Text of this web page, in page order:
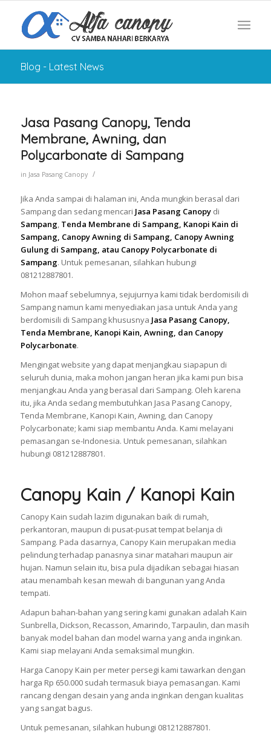
Blog - Latest News
Jasa Pasang Canopy, Tenda
Membrane, Awning, dan
Polycarbonate di Sampang
in Jasa Pasang Canopy /
Jika Anda sampai di halaman ini, Anda mungkin berasal dari
Sampang dan sedang mencari Jasa Pasang Canopy di
Sampang, Tenda Membrane di Sampang, Kanopi Kain di
Sampang, Canopy Awning di Sampang, Canopy Awning
Gulung di Sampang, atau Canopy Polycarbonate di
Sampang. Untuk pemesanan, silahkan hubungi
081212887801.
Mohon maaf sebelumnya, sejujurnya kami tidak berdomisili di
Sampang namun kami menyediakan jasa untuk Anda yang
berdomisili di Sampang khususnya Jasa Pasang Canopy,
Tenda Membrane, Kanopi Kain, Awning, dan Canopy
Polycarbonate.
Mengingat website yang dapat menjangkau siapapun di
seluruh dunia, maka mohon jangan heran jika kami pun bisa
menjangkau Anda yang berasal dari Sampang. Oleh karena
itu, jika Anda sedang membutuhkan Jasa Pasang Canopy,
Tenda Membrane, Kanopi Kain, Awning, dan Canopy
Polycarbonate; kami siap membantu Anda. Kami melayani
pemasangan se-Indonesia. Untuk pemesanan, silahkan
hubungi 081212887801.
Canopy Kain / Kanopi Kain
Canopy Kain sudah lazim digunakan baik di rumah,
perkantoran, maupun di pusat-pusat tempat belanja di
Sampang. Pada dasarnya, Canopy Kain merupakan media
pelindung terhadap panasnya sinar matahari maupun air
hujan. Namun selain itu, bisa pula dijadikan sebagai hiasan
atau menambah kesan mewah di bangunan yang Anda
tempati.
Adapun bahan-bahan yang sering kami gunakan adalah Kain
Sunbrella, Dickson, Recasson, Amarindo, Tarpaulin, dan masih
banyak model bahan dan model warna yang anda inginkan.
Kami siap melayani Anda semaksimal mungkin.
Harga Canopy Kain per meter persegi kami tawarkan dengan
harga Rp 650.000 sudah termasuk biaya pemasangan. Kami
rancang dengan desain yang anda inginkan dengan kualitas
yang sangat bagus.
Untuk pemesanan, silahkan hubungi 081212887801.